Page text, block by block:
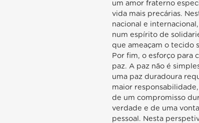
um amor fraterno
vida mais precárias.
nacional e
num espírito de
que ameaçam o tecido
Por fim, o esforço para
paz. A paz não é
uma paz duradoura
maior
de um compromisso
verdade e de uma
pessoal. Nesta